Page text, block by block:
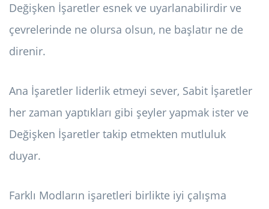
Değişken İşaretler esnek ve uyarlanabilirdir ve
çevrelerinde ne olursa olsun, ne başlatır ne de
direnir.
Ana İşaretler liderlik etmeyi sever, Sabit İşaretler
her zaman yaptıkları gibi şeyler yapmak ister ve
Değişken İşaretler takip etmekten mutluluk
duyar.
Farklı Modların işaretleri birlikte iyi çalışma